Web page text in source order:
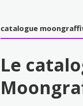
catalogue
Le